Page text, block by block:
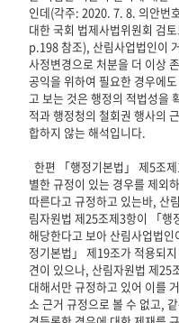
인데(각주: 2020. 7. 8. 의안번
대한 국회 법제사법위원회 검
p.198 참조), 산림사업법인이
사정변경으로 처분을 더 이상
공익을 위하여 필요한 경우에
고 보는 것은 행정의 적법성을
적과 행정청의 철회권 행사의
합하지 않는 해석입니다.
별한 규정이 있는 경우를 제외
따른다고 규정하고 있는바, 산
림자원법 제25조제3항이 「행
해당한다고 보아 산림사업법
정기본법」 제19조가 적용되
견이 있으나, 산림자원법 제25
대해서만 규정하고 있어 이를
소 근거 규정으로 볼 수 없고,